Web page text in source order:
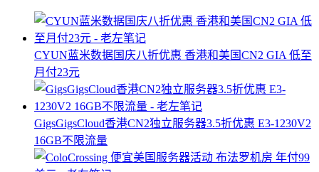
CYUN蓝米数据国庆八折优惠 香港和美国CN2 GIA 低至
月付23元
GigsGigsCloud香港CN2独立服务器3.5折优惠 E3-1230V2
16GB不限流量